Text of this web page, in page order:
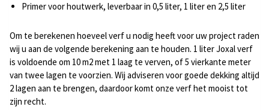
Primer voor houtwerk, leverbaar in 0,5 liter, 1 liter en 2,5 liter
Om te berekenen hoeveel verf u nodig heeft voor uw project raden
wij u aan de volgende berekening aan te houden. 1 liter Joxal verf
is voldoende om 10 m2 met 1 laag te verven, of 5 vierkante meter
van twee lagen te voorzien. Wij adviseren voor goede dekking altijd
2 lagen aan te brengen, daardoor komt onze verf het mooist tot
zijn recht.